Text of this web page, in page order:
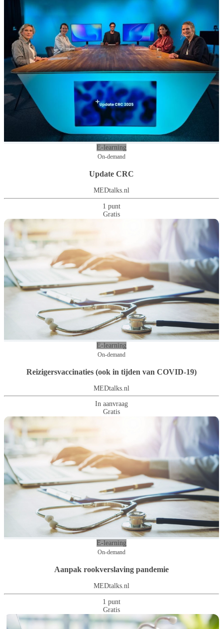
E-learning
On-demand
Update CRC
MEDtalks.nl
1 punt
Gratis
E-learning
On-demand
Reizigersvaccinaties (ook in tijden van COVID-19)
MEDtalks.nl
In aanvraag
Gratis
E-learning
On-demand
Aanpak rookverslaving pandemie
MEDtalks.nl
1 punt
Gratis